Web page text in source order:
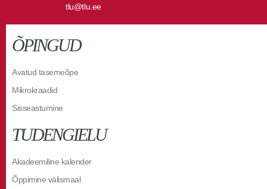
tlu@tlu.ee
ÕPINGUD
Avatud tasemeõpe
Mikrokraadid
Sisseastumine
TUDENGIELU
Akadeemiline kalender
Õppimine välismaal